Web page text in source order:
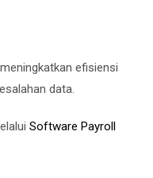
efisiensi
data.
Software Payroll